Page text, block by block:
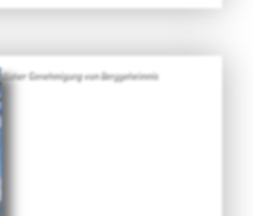
Genehmigung von Berggeheimnis